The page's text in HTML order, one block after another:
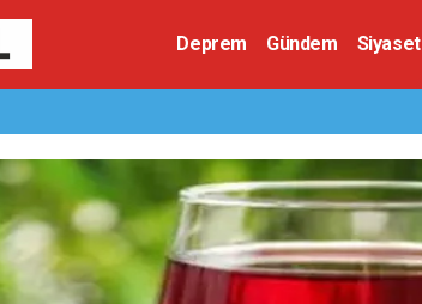
Deprem Gündem Siyaset